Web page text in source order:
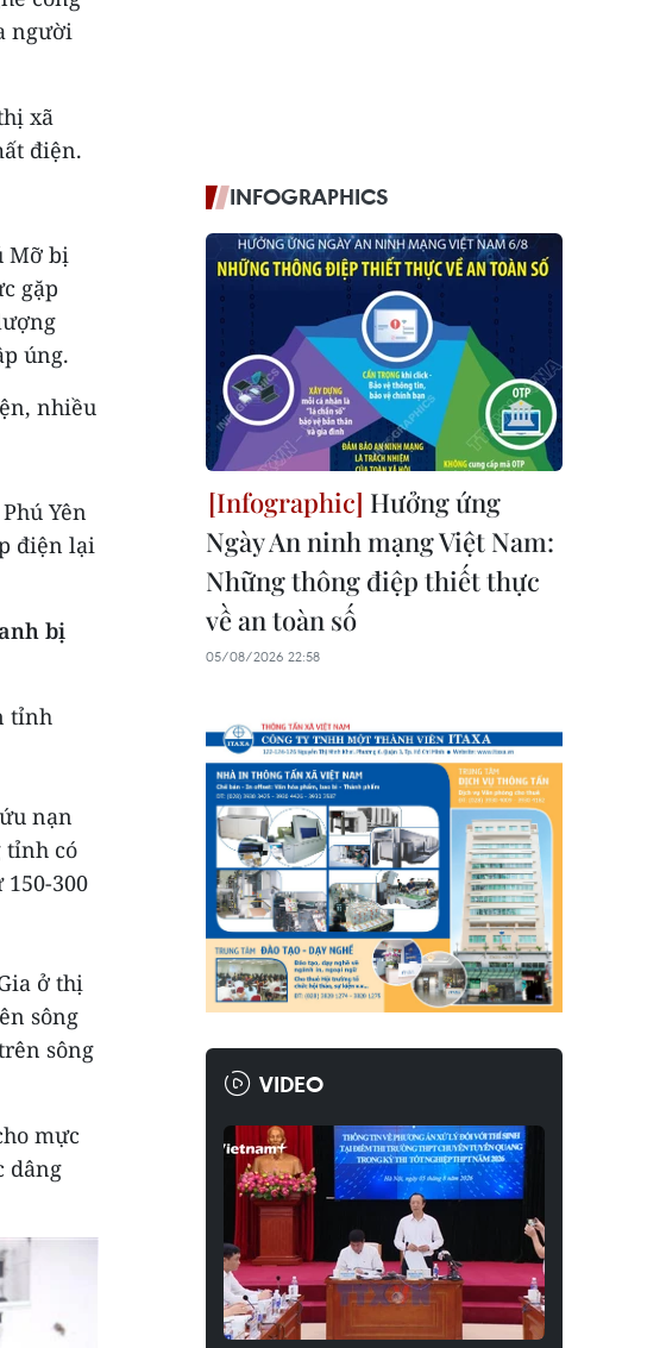
người
xã
điện.
Mỡ bị
gặp
úng.
nhiều
Yên
điện lại
bị
tỉnh
nạn
tỉnh có
300
ở thị
sông
sông
mực
dâng
INFOGRAPHICS
Hưởng ứng
Ngày An ninh mạng Việt Nam:
Những thông điệp thiết thực
về an toàn số
05/08/2026 22:58
VIDEO